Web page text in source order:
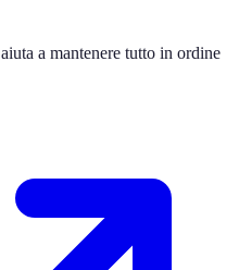
a mantenere tutto in ordine